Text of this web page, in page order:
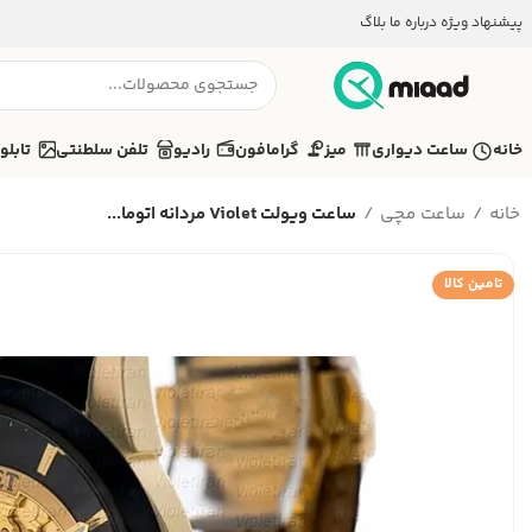
پیشنهاد ویژه درباره ما بلاگ
خانه ساعت دیواری میز گرامافون رادیو تلفن سلطنتی تابلو
خانه ساعت مچی ساعت ویولت Violet مردانه اتوما...
تامین کالا